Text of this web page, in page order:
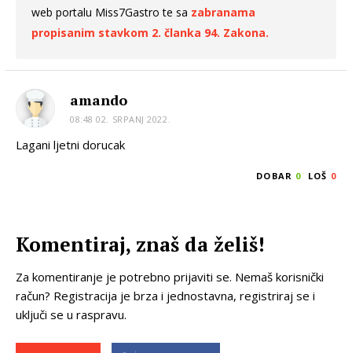
web portalu Miss7Gastro te sa zabranama
propisanim stavkom 2. članka 94. Zakona.
amando
08:48 02. SRPANJ 2022.
Lagani ljetni dorucak
DOBAR 0 LOŠ 0
Komentiraj, znaš da želiš!
Za komentiranje je potrebno prijaviti se. Nemaš korisnički
račun? Registracija je brza i jednostavna, registriraj se i
uključi se u raspravu.